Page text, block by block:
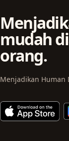
mudah
orang.
Menjadikan Human